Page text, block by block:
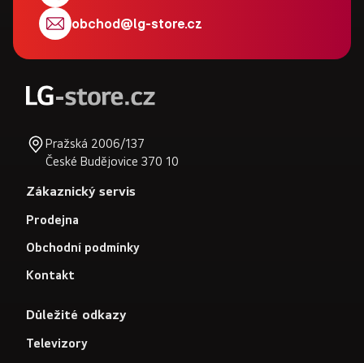
obchod@lg-store.cz
Pražská 2006/137
České Budějovice 370 10
Zákaznický servis
Prodejna
Obchodní podmínky
Kontakt
Důležité odkazy
Televizory